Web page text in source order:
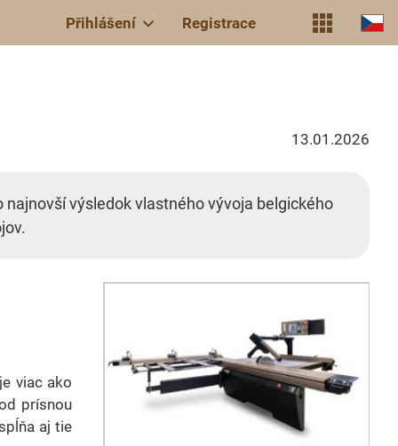
Přihlášení Registrace
13.01.2026
výsledok vlastného vývoja belgického
viac ako
prísnou
aj tie